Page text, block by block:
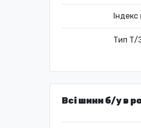
Тип Т/
Всі шини б/у в